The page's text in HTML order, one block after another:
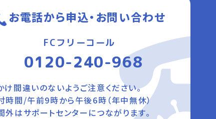
お電話から申込・お問い合わせ
FCフリーコール
0120-240-968
け間違いのないようご注意ください。
時間/午前9時から午後6時（年中無休）
外はサポートセンターにつながります。